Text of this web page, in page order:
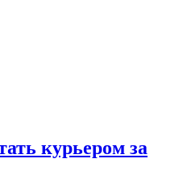
курьером за